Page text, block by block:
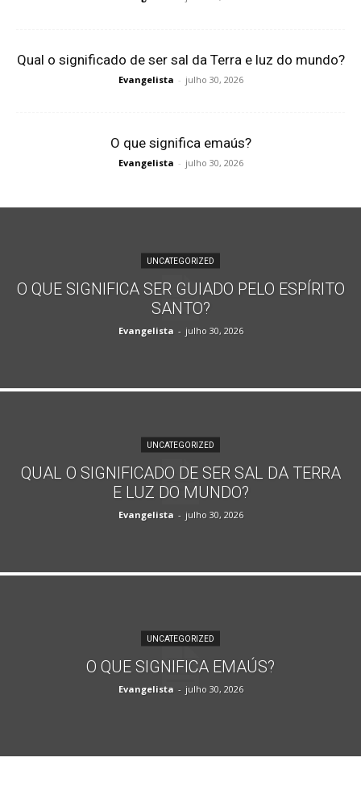
Qual o significado de ser sal da Terra e luz do mundo?
Evangelista - julho 30, 2026
O que significa emaús?
Evangelista - julho 30, 2026
UNCATEGORIZED
O QUE SIGNIFICA SER GUIADO PELO ESPÍRITO
SANTO?
Evangelista - julho 30, 2026
UNCATEGORIZED
QUAL O SIGNIFICADO DE SER SAL DA TERRA
E LUZ DO MUNDO?
Evangelista - julho 30, 2026
UNCATEGORIZED
O QUE SIGNIFICA EMAÚS?
Evangelista - julho 30, 2026